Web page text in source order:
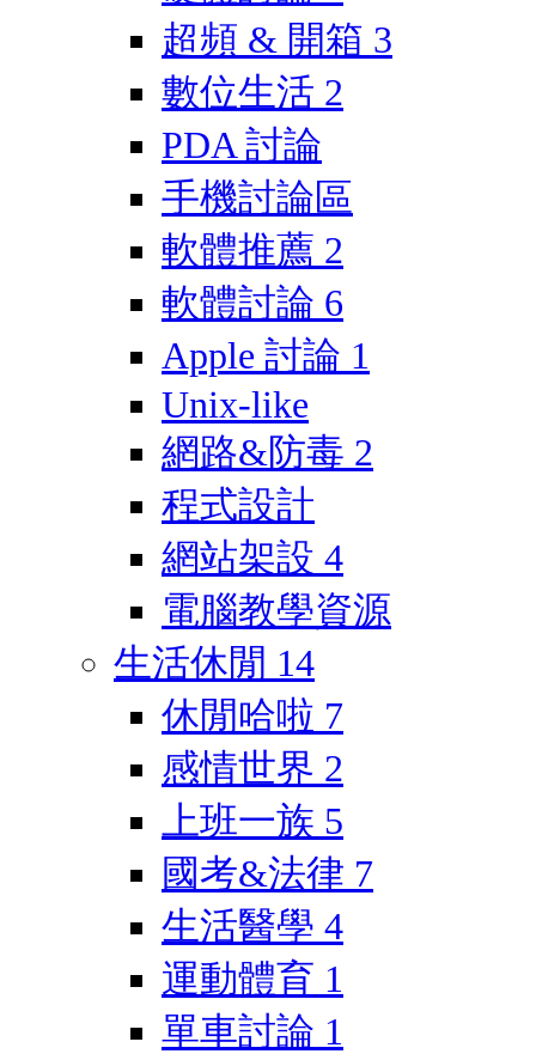
超頻 & 開箱 3
數位生活 2
PDA 討論
手機討論區
軟體推薦 2
軟體討論 6
Apple 討論 1
Unix-like
網路&防毒 2
程式設計
網站架設 4
電腦教學資源
生活休閒 14
休閒哈啦 7
感情世界 2
上班一族 5
國考&法律 7
生活醫學 4
運動體育 1
單車討論 1